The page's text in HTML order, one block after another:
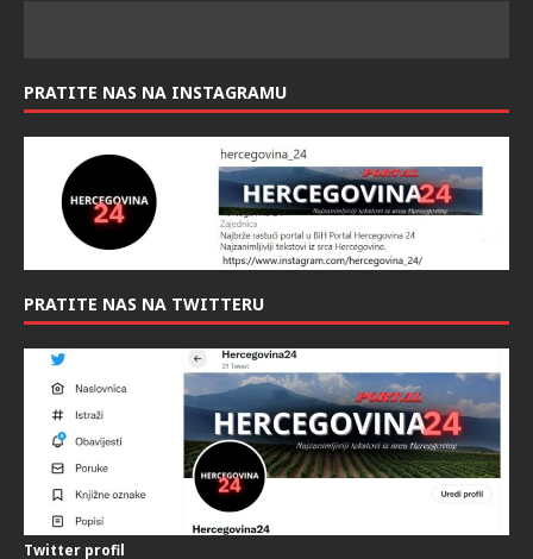
PRATITE NAS NA INSTAGRAMU
PRATITE NAS NA TWITTERU
Twitter profil